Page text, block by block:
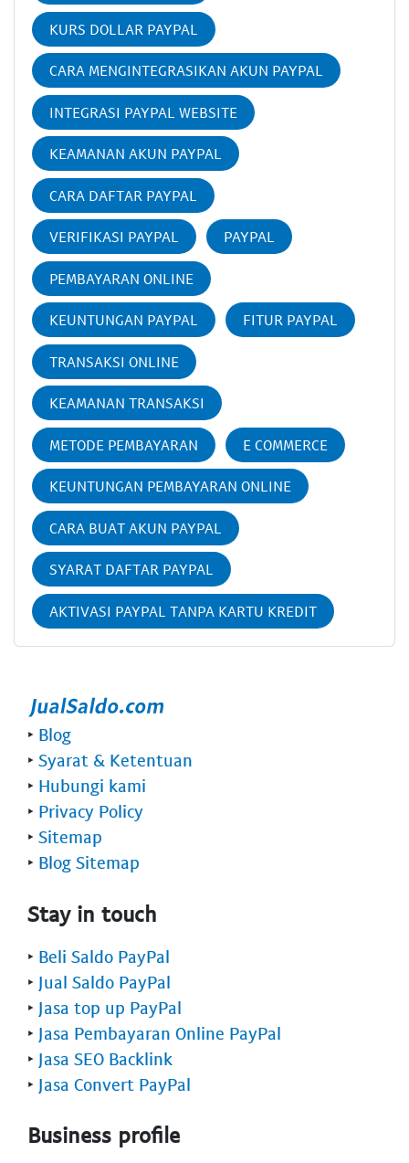
KURS DOLLAR PAYPAL
CARA MENGINTEGRASIKAN AKUN PAYPAL
INTEGRASI PAYPAL WEBSITE
KEAMANAN AKUN PAYPAL
CARA DAFTAR PAYPAL
VERIFIKASI PAYPAL PAYPAL
PEMBAYARAN ONLINE
KEUNTUNGAN PAYPAL FITUR PAYPAL
TRANSAKSI ONLINE
KEAMANAN TRANSAKSI
METODE PEMBAYARAN E COMMERCE
KEUNTUNGAN PEMBAYARAN ONLINE
CARA BUAT AKUN PAYPAL
SYARAT DAFTAR PAYPAL
AKTIVASI PAYPAL TANPA KARTU KREDIT
‣ Blog
‣ Syarat & Ketentuan
‣ Hubungi kami
‣ Privacy Policy
‣ Sitemap
‣ Blog Sitemap
Stay in touch
‣ Beli Saldo PayPal
‣ Jual Saldo PayPal
‣ Jasa top up PayPal
‣ Jasa Pembayaran Online PayPal
‣ Jasa SEO Backlink
‣ Jasa Convert PayPal
Business profile